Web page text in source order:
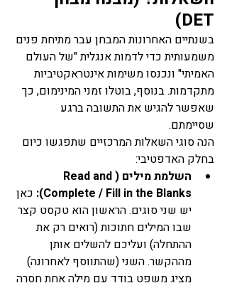
DET)
בשנתיים האחרונות המבחן עבר מתיחת פנים
משמעותית כדי לדמות אנגלית "של העולם
האמיתי" ונכנסו משימות אינטראקטיביות
מתקדמות. בנוסף, בוטלו זמני המינימום, כך
שאפשר להגיש את התשובה ברגע
שסיימתם.
הנה סוגי השאלות המרכזיים שתפגשו כיום
בחלק האדפטיבי:
השלמת מילים (Read and
Complete / Fill in the Blanks):
כאן
יש שני סוגים. הראשון הוא טקסט קצר
שבו המילים חתוכות (רואים רק את
ההתחלה) ועליכם להשלים אותן
מההקשר. השני (שהתווסף לאחרונה)
מציג משפט בודד עם מילה אחת חסרה